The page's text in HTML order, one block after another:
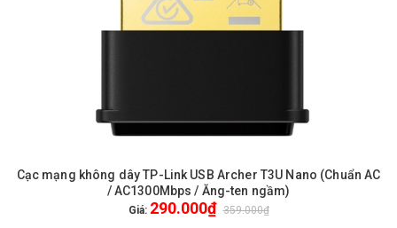
Cạc mạng không dây TP-Link USB Archer T3U Nano (Chuẩn AC
/ AC1300Mbps / Ăng-ten ngầm)
Giá: 290.000₫ 359.000₫